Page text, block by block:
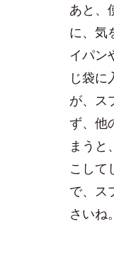
あと、
に、気
イパン
じ袋に
が、ス
ず、他
まうと
こして
で、ス
さいね。